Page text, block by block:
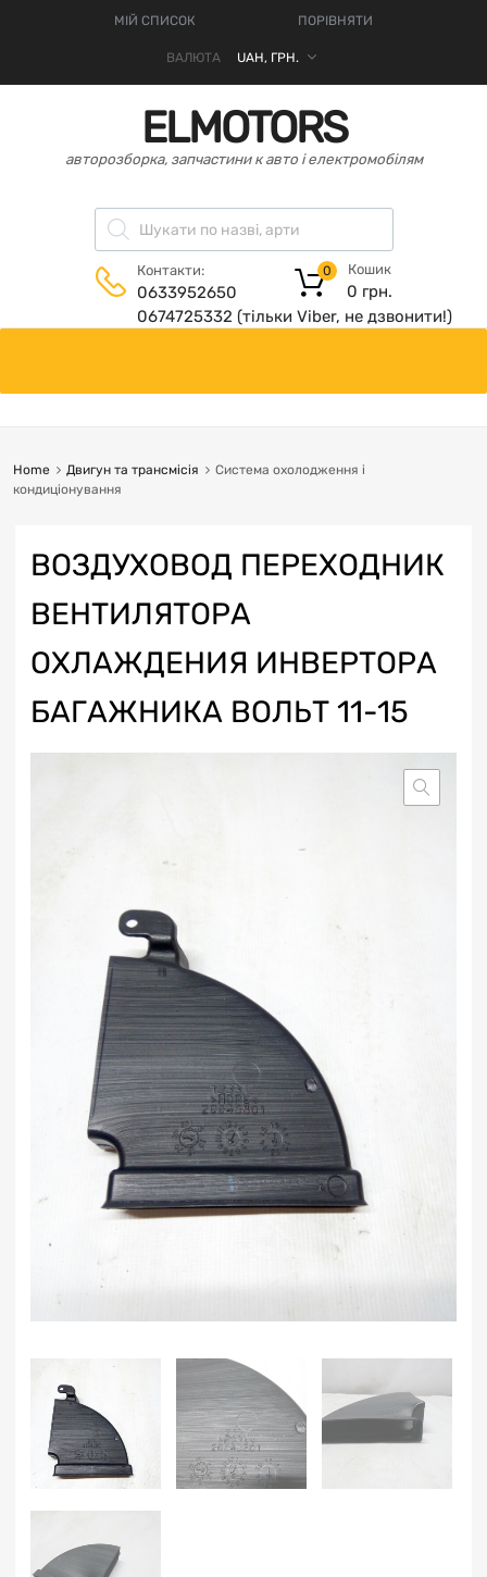
МІЙ СПИСОК ПОРІВНЯТИ
ВАЛЮТА
ELMOTORS
авторозборка, запчастини к авто і електромобілям
Контакти:
0633952650
0674725332 (тільки Viber, не дзвонити!)
Кошик
0 грн.
0
Home Двигун та трансмісія
Система охолодження і
кондиціонування
ВОЗДУХОВОД ПЕРЕХОДНИК
ВЕНТИЛЯТОРА
ОХЛАЖДЕНИЯ ИНВЕРТОРА
БАГАЖНИКА ВОЛЬТ 11-15